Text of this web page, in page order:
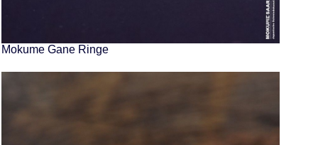
Mokume Gane Ringe